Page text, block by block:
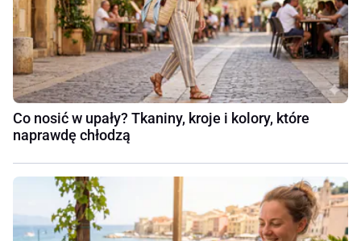
Co nosić w upały? Tkaniny, kroje i kolory, które
naprawdę chłodzą